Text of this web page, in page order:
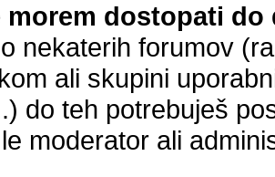
morem dostopati
nekaterih forumov
ali skupini
do teh potrebuješ
moderator ali